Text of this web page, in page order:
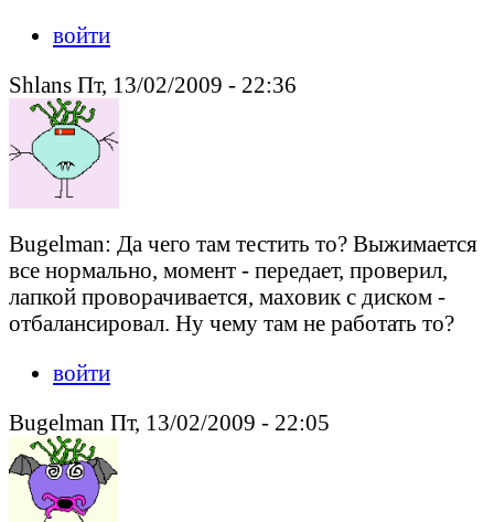
войти
Shlans Пт, 13/02/2009 - 22:36
Bugelman: Да чего там тестить то? Выжимается
все нормально, момент - передает, проверил,
лапкой проворачивается, маховик с диском -
отбалансировал. Ну чему там не работать то?
войти
Bugelman Пт, 13/02/2009 - 22:05